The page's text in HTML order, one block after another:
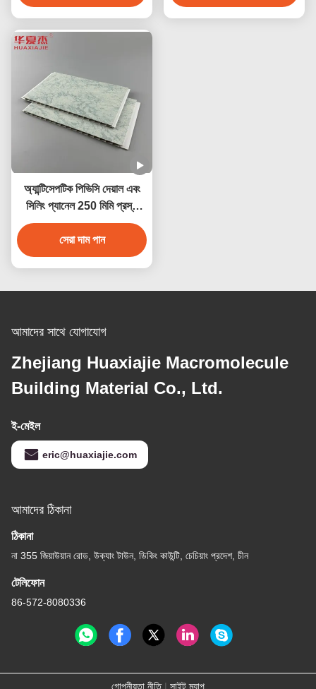
অ্যান্টিসেপটিক পিভিসি দেয়াল এবং
সিলিং প্যানেল 250 মিমি প্রস্থ
জলরোধী অ্যান্টিকোরোসিভ
সেরা দাম পান
আমাদের সাথে যোগাযোগ
Zhejiang Huaxiajie Macromolecule
Building Material Co., Ltd.
ই-মেইল
eric@huaxiajie.com
আমাদের ঠিকানা
ঠিকানা
না 355 জিয়াউয়ান রোড, উক্যাং টাউন, ডিকিং কাউন্টি, চেচিয়াং প্রদেশ, চীন
টেলিফোন
86-572-8080336
গোপনীয়তা নীতি| সাইট ম্যাপ